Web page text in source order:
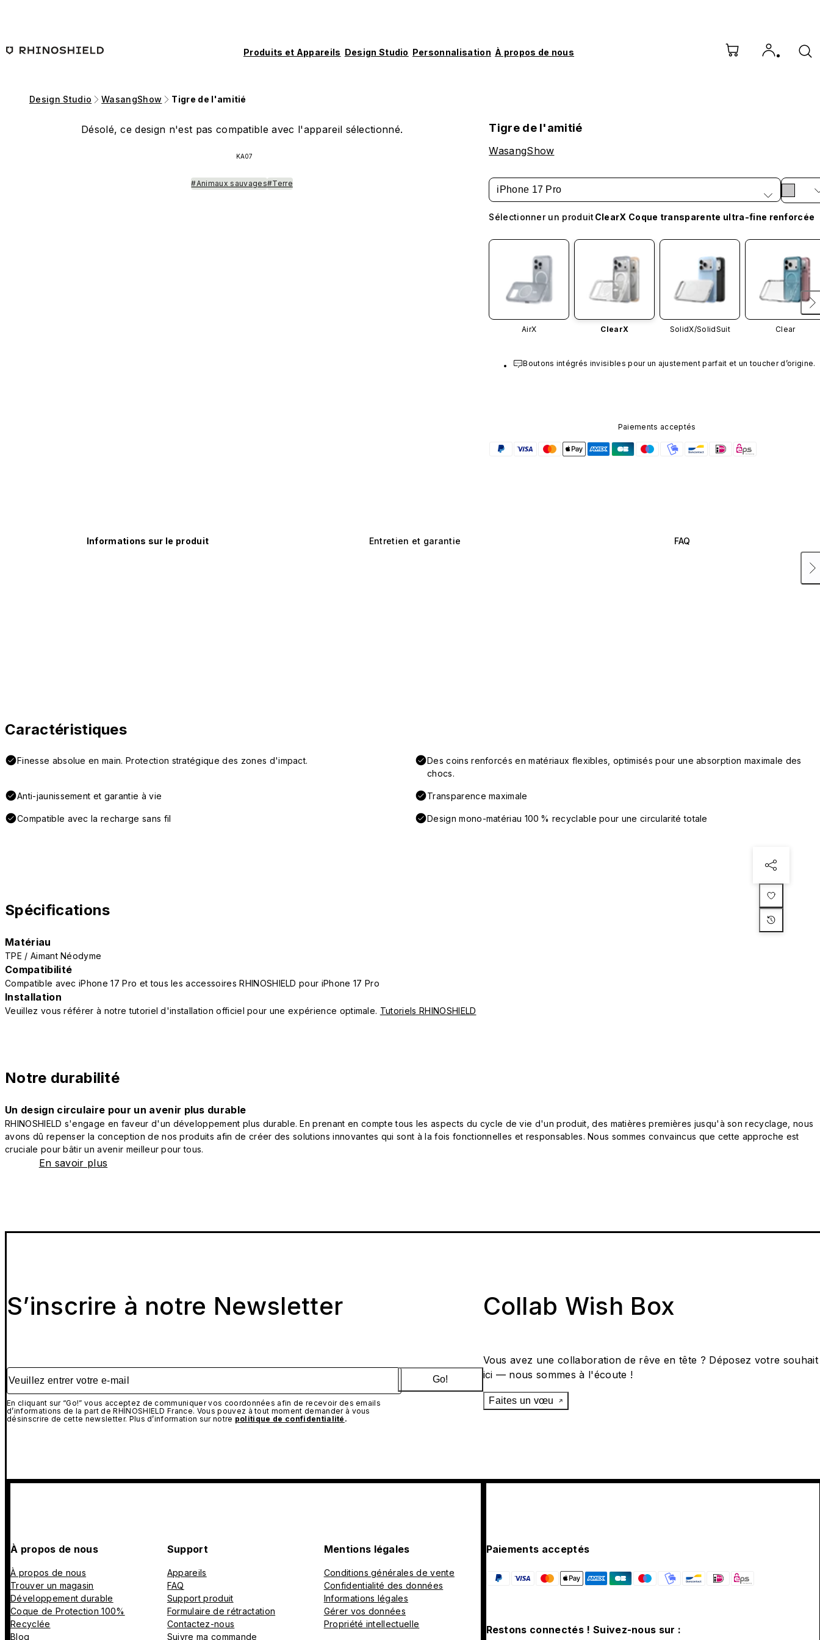
Produits et Appareils Design Studio Personnalisation À propos de nous
Design Studio WasangShow Tigre de l'amitié
Désolé, ce design n'est pas compatible avec l'appareil sélectionné.
KA07
#Animaux sauvages#Terre
Tigre de l'amitié
WasangShow
iPhone 17 Pro
Sélectionner un produit ClearX Coque transparente ultra-fine renforcée
AirX ClearX SolidX/SolidSuit Clear
Boutons intégrés invisibles pour un ajustement parfait et un toucher d’origine.
Paiements acceptés
Informations sur le produit Entretien et garantie FAQ
Caractéristiques
Finesse absolue en main. Protection stratégique des zones d'impact.
Des coins renforcés en matériaux flexibles, optimisés pour une absorption maximale des
chocs.
Anti-jaunissement et garantie à vie Transparence maximale
Compatible avec la recharge sans fil Design mono-matériau 100 % recyclable pour une circularité totale
Spécifications
Matériau
TPE / Aimant Néodyme
Compatibilité
Compatible avec iPhone 17 Pro et tous les accessoires RHINOSHIELD pour iPhone 17 Pro
Installation
Veuillez vous référer à notre tutoriel d'installation officiel pour une expérience optimale. Tutoriels RHINOSHIELD
Notre durabilité
Un design circulaire pour un avenir plus durable
RHINOSHIELD s'engage en faveur d'un développement plus durable. En prenant en compte tous les aspects du cycle de vie d'un produit, des matières premières jusqu'à son recyclage, nous
avons dû repenser la conception de nos produits afin de créer des solutions innovantes qui sont à la fois fonctionnelles et responsables. Nous sommes convaincus que cette approche est
cruciale pour bâtir un avenir meilleur pour tous.
En savoir plus
S’inscrire à notre Newsletter
Veuillez entrer votre e-mail
En cliquant sur “Go!” vous acceptez de communiquer vos coordonnées afin de recevoir des emails
d’informations de la part de RHINOSHIELD France. Vous pouvez à tout moment demander à vous
désinscrire de cette newsletter. Plus d’information sur notre politique de confidentialité .
Go!
Collab Wish Box
Vous avez une collaboration de rêve en tête ? Déposez votre souhait
ici — nous sommes à l'écoute !
Faites un vœu
À propos de nous
À propos de nous
Trouver un magasin
Développement durable
Coque de Protection 100%
Recyclée
Blog
Support
Appareils
FAQ
Support produit
Formulaire de rétractation
Contactez-nous
Suivre ma commande
Mentions légales
Conditions générales de vente
Confidentialité des données
Informations légales
Gérer vos données
Propriété intellectuelle
Paiements acceptés
Restons connectés ! Suivez-nous sur :